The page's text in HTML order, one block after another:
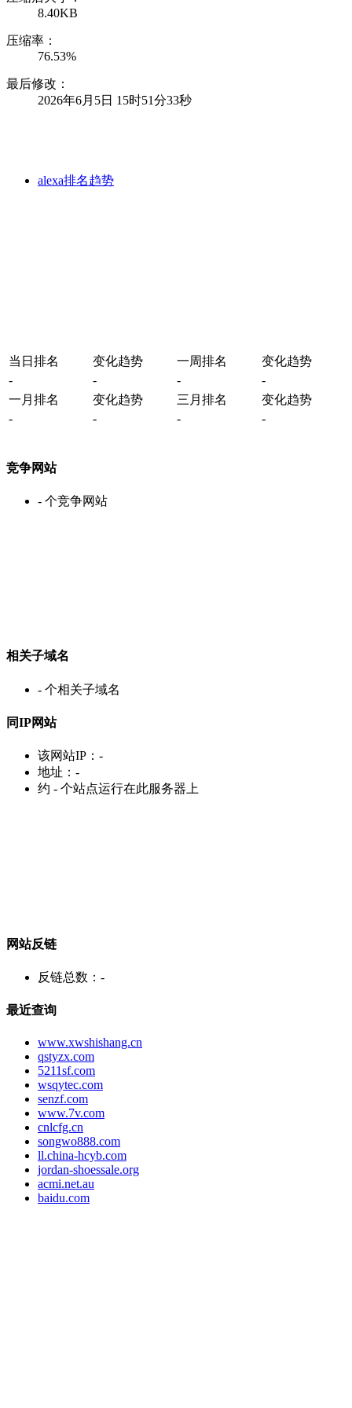
8.40KB
压缩率：
76.53%
最后修改：
2026年6月5日 15时51分33秒
alexa排名趋势
当日排名 变化趋势 一周排名
变化趋势
-
- -
-
一月排名
变化趋势 三月排名
变化趋势
-
- - -
竞争网站
- 个竞争网站
相关子域名
- 个相关子域名
同IP网站
该网站IP： -
地址： -
约 - 个站点运行在此服务器上
网站反链
反链总数： -
最近查询
www.xwshishang.cn
qstyzx.com
5211sf.com
wsqytec.com
senzf.com
www.7v.com
cnlcfg.cn
songwo888.com
ll.china-hcyb.com
jordan-shoessale.org
acmi.net.au
baidu.com